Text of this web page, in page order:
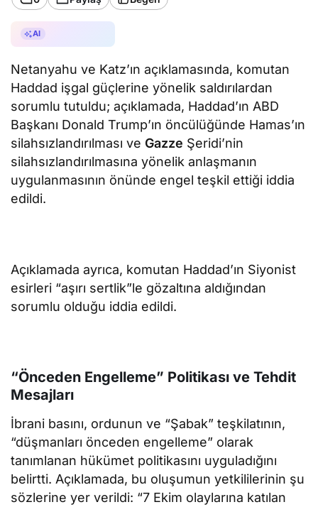
AI
Netanyahu ve Katz’ın açıklamasında, komutan
Haddad işgal güçlerine yönelik saldırılardan
sorumlu tutuldu; açıklamada, Haddad’ın ABD
Başkanı Donald Trump’ın öncülüğünde Hamas’ın
silahsızlandırılması ve Gazze Şeridi’nin
silahsızlandırılmasına yönelik anlaşmanın
uygulanmasının önünde engel teşkil ettiği iddia
edildi.
Açıklamada ayrıca, komutan Haddad’ın Siyonist
esirleri “aşırı sertlik”le gözaltına aldığından
sorumlu olduğu iddia edildi.
“Önceden Engelleme” Politikası ve Tehdit
Mesajları
İbrani basını, ordunun ve “Şabak” teşkilatının,
“düşmanları önceden engelleme” olarak
tanımlanan hükümet politikasını uyguladığını
belirtti. Açıklamada, bu oluşumun yetkililerinin şu
sözlerine yer verildi: “7 Ekim olaylarına katılan